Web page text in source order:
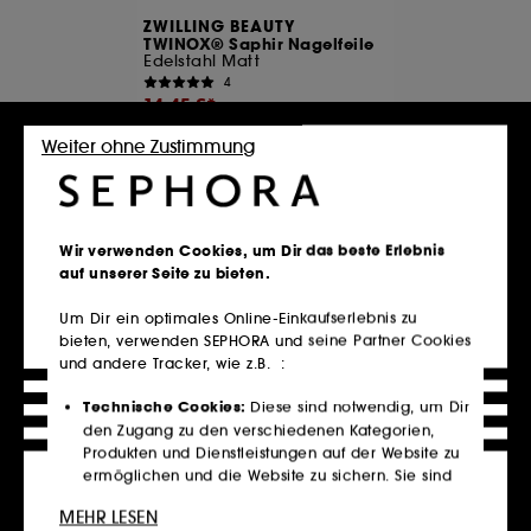
ZWILLING BEAUTY
TWINOX® Saphir Nagelfeile
Edelstahl Matt
4
14,45 €
390,54 € /1Kg
Niedrigster Preis :14,95 €
Mehr Produkte ansehen
Startseite
Make-up ist mehr als nur Farbe – es ist Ausdruck, Kunst und
ein Hauch von Magie. Ob natürlicher Glow oder
Persönlichkeit perfekt in Szene zu setzen. Von Foundations
Wir verwenden Cookies, um Dir das beste Erlebnis
auf unserer Seite zu bieten.
Um Dir ein optimales Online-Einkaufserlebnis zu
bieten, verwenden SEPHORA und seine Partner Cookies
und andere Tracker, wie z.B. :
Technische Cookies: Diese sind notwendig, um Dir
den Zugang zu den verschiedenen Kategorien,
Produkten und Dienstleistungen auf der Website zu
ermöglichen und die Website zu sichern. Sie sind
unerlässlich und können nicht deaktiviert werden.
Weiter ohne Zustimmung
MEHR LESEN